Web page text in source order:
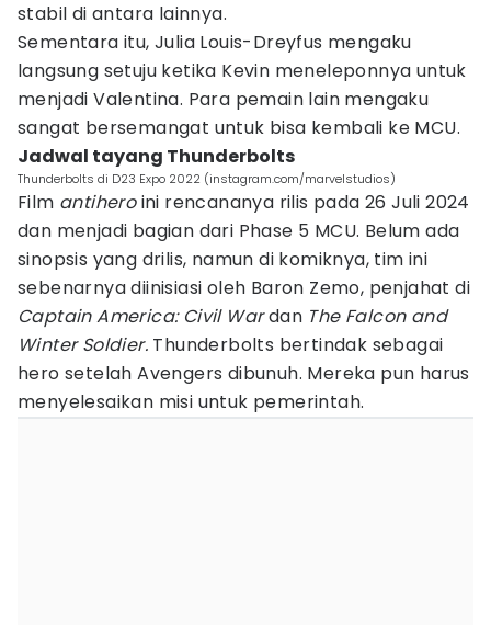
stabil di antara lainnya.
Sementara itu, Julia Louis-Dreyfus mengaku
langsung setuju ketika Kevin meneleponnya untuk
menjadi Valentina. Para pemain lain mengaku
sangat bersemangat untuk bisa kembali ke MCU.
Jadwal tayang Thunderbolts
Thunderbolts di D23 Expo 2022 (instagram.com/marvelstudios)
Film antiheroini rencananya rilis pada 26 Juli 2024
dan menjadi bagian dari Phase 5 MCU. Belum ada
sinopsis yang drilis, namun di komiknya, tim ini
sebenarnya diinisiasi oleh Baron Zemo, penjahat di
Captain America: Civil Wardan The Falcon and
Winter Soldier. Thunderbolts bertindak sebagai
hero setelah Avengers dibunuh. Mereka pun harus
menyelesaikan misi untuk pemerintah.